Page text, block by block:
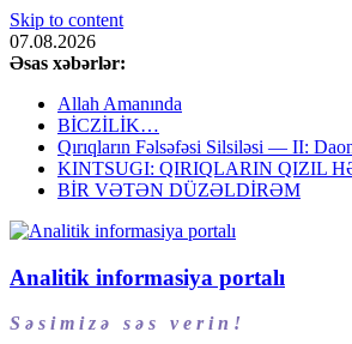
Skip to content
07.08.2026
Əsas xəbərlər:
Allah Amanında
BİCZİLİK…
Qırıqların Fəlsəfəsi Silsiləsi — II:
KINTSUGI: QIRIQLARIN QIZIL
BİR VƏTƏN DÜZƏLDİRƏM
Analitik informasiya portalı
S ə s i m i z ə s ə s v e r i n !